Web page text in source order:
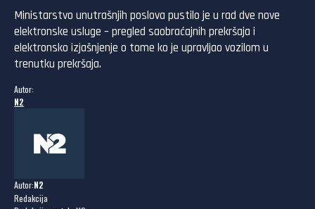
Ministarstvo unutrašnjih poslova pustilo je u rad dve nove
elektronske usluge – pregled saobraćajnih prekršaja i
elektronsko izjašnjenje o tome ko je upravljao vozilom u
trenutku prekršaja.
Autor:
N2
Autor:N2
Redakcija